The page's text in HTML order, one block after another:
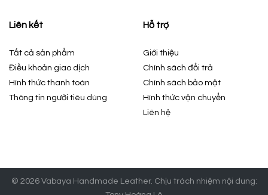
Liên kết
Tất cả sản phẩm
Điều khoản giao dịch
Hình thức thanh toán
Thông tin người tiêu dùng
Hỗ trợ
Giới thiệu
Chính sách đổi trả
Chính sách bảo mật
Hình thức vận chuyển
Liên hệ
© 2026 Vabaya Handmade Leather. Chịu trách nhiệm nội dung: